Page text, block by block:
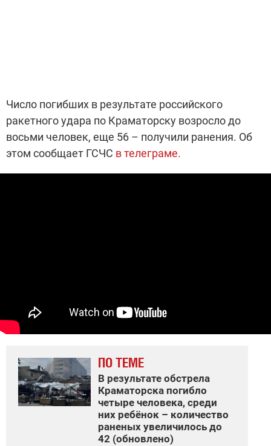
Число погибших в результате российского
ракетного удара по Краматорску возросло до
восьми человек, еще 56 – получили ранения. Об
этом сообщает ГСЧС в телеграме.
ПО ТЕМЕ
В результате обстрела
Краматорска погибло
четыре человека, среди
них ребёнок – количество
раненых увеличилось до
42 (обновлено)